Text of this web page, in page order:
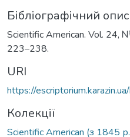
Бібліографічний опис
Scientific American. Vol. 24,
223–238.
URI
https://
Колекції
Scientific American (з 1845